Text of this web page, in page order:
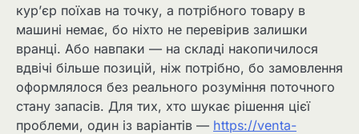
кур’єр поїхав на точку, а потрібного товару в
машині немає, бо ніхто не перевірив залишки
вранці. Або навпаки — на складі накопичилося
вдвічі більше позицій, ніж потрібно, бо замовлення
оформлялося без реального розуміння поточного
стану запасів. Для тих, хто шукає рішення цієї
проблеми, один із варіантів — https://venta-